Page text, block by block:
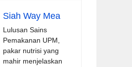
Siah Way Mea
Lulusan Sains
Pemakanan UPM,
pakar nutrisi yang
mahir menjelaskan